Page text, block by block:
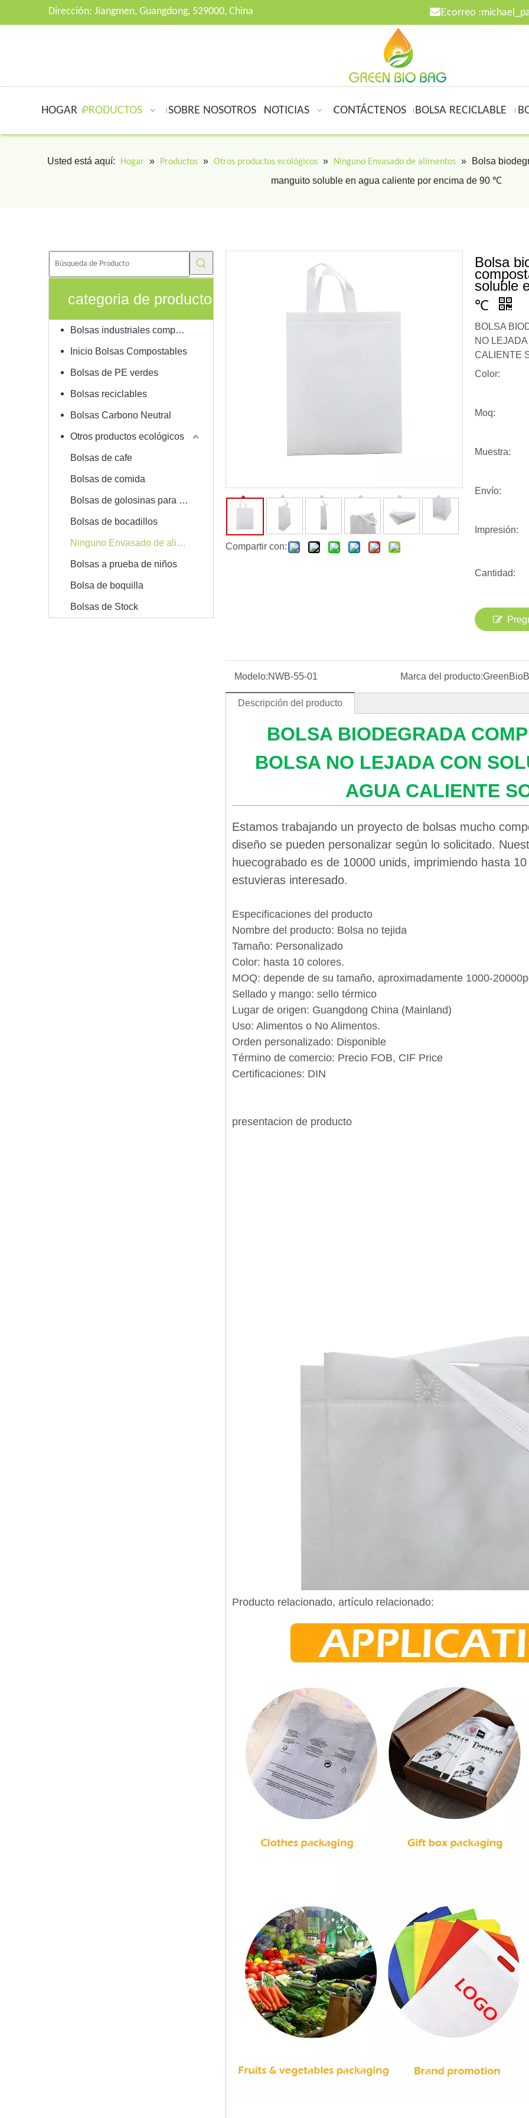
Dirección: Jiangmen, Guangdong, 529000, China Ecorreo :
HOGAR PRODUCTOS SOBRE NOSOTROS NOTICIAS CONTÁCTENOS BOLSA RECICLABLE
Usted está aquí: Hogar » Productos » Otros productos ecológicos » Ninguno Envasado de alimentos »
Bolsa
manguito soluble en agua caliente por encima de 90 ℃
categoria de producto
Bolsas industriales compostables
Inicio Bolsas Compostables
Bolsas de PE verdes
Bolsas reciclables
Bolsas Carbono Neutral
Otros productos ecológicos
Bolsas de cafe
Bolsas de comida
Bolsas de golosinas para mascotas
Bolsas de bocadillos
Ninguno Envasado de alimentos
Bolsas a prueba de niños
Bolsa de boquilla
Bolsas de Stock
Compartir con:
Bolsa
soluble
℃
BOLSA
NO
CALIENTE
Color:
Moq:
Muestra:
Envío:
Impresión:
Cantidad:
Modelo:NWB-55-01 Marca del producto:
Descripción del producto
BOLSA BIODEGRADA
BOLSA NO LEJADA CON
AGUA CALIENTE
Estamos trabajando un proyecto de bolsas mucho
diseño se pueden personalizar según lo solicitado.
huecograbado es de 10000 unids, imprimiendo hasta
estuvieras interesado.
Especificaciones del producto
Nombre del producto: Bolsa no tejida
Tamaño: Personalizado
Color: hasta 10 colores.
MOQ: depende de su tamaño, aproximadamente 1000-
Sellado y mango: sello térmico
Lugar de origen: Guangdong China (Mainland)
Uso: Alimentos o No Alimentos.
Orden personalizado: Disponible
Término de comercio: Precio FOB, CIF Price
Certificaciones: DIN
presentacion de producto
Producto relacionado, artículo relacionado: